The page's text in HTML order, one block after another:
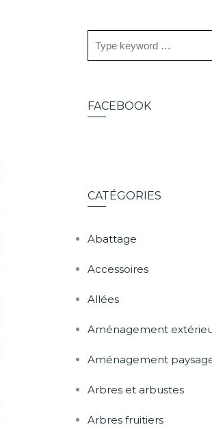
FACEBOOK
CATÉGORIES
Abattage
Accessoires
Allées
Aménagement
Aménagement
Arbres et arbustes
Arbres fruitiers